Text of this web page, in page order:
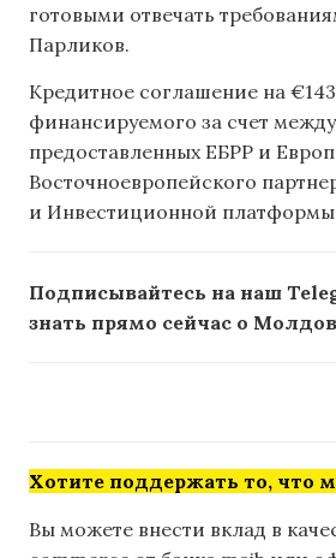
готовыми отвечать
Парликов.
Кредитное соглашение на
финансируемого за счет
предоставленных ЕБРР и
Восточноевропейского
и Инвестиционной платформы
Подписывайтесь на наш
знать прямо сейчас о
Хотите поддержать то, что
Вы можете внести вклад в